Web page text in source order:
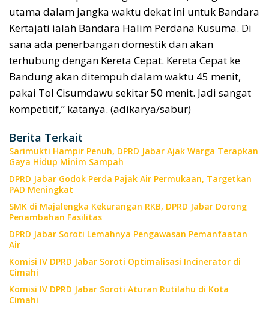
utama dalam jangka waktu dekat ini untuk Bandara
Kertajati ialah Bandara Halim Perdana Kusuma. Di
sana ada penerbangan domestik dan akan
terhubung dengan Kereta Cepat. Kereta Cepat ke
Bandung akan ditempuh dalam waktu 45 menit,
pakai Tol Cisumdawu sekitar 50 menit. Jadi sangat
kompetitif,” katanya. (adikarya/sabur)
Berita Terkait
Sarimukti Hampir Penuh, DPRD Jabar Ajak Warga Terapkan
Gaya Hidup Minim Sampah
DPRD Jabar Godok Perda Pajak Air Permukaan, Targetkan
PAD Meningkat
SMK di Majalengka Kekurangan RKB, DPRD Jabar Dorong
Penambahan Fasilitas
DPRD Jabar Soroti Lemahnya Pengawasan Pemanfaatan
Air
Komisi IV DPRD Jabar Soroti Optimalisasi Incinerator di
Cimahi
Komisi IV DPRD Jabar Soroti Aturan Rutilahu di Kota
Cimahi